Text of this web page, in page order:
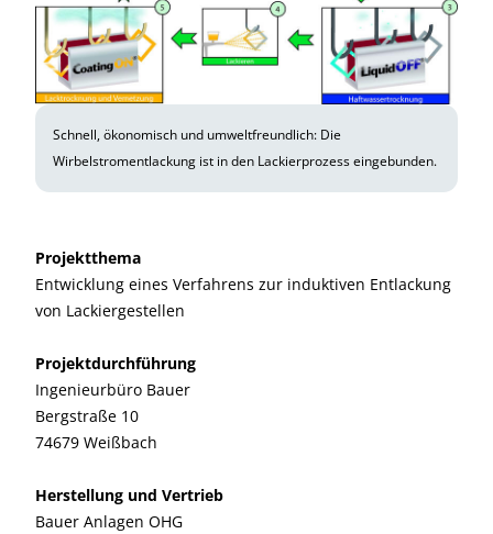
Schnell, ökonomisch und umweltfreundlich: Die
Wirbelstromentlackung ist in den Lackierprozess eingebunden.
Projektthema
Entwicklung eines Verfahrens zur induktiven Entlackung
von Lackiergestellen
Projektdurchführung
Ingenieurbüro Bauer
Bergstraße 10
74679 Weißbach
Herstellung und Vertrieb
Bauer Anlagen OHG